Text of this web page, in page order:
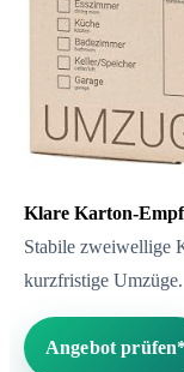
Klare Karton-
Stabile zweiwellige
kurzfristige Umzüge.
Angebot